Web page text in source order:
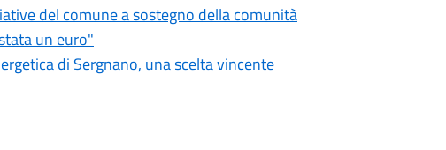
del comune a sostegno della comunità
un euro"
di Sergnano, una scelta vincente